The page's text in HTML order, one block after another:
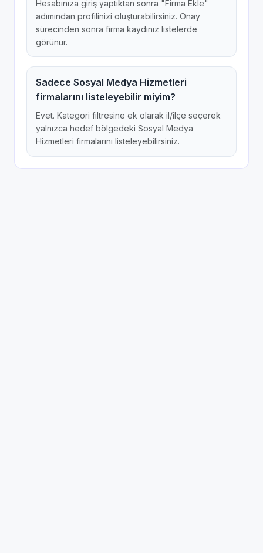
Hesabınıza giriş yaptıktan sonra "Firma Ekle"
adımından profilinizi oluşturabilirsiniz. Onay
sürecinden sonra firma kaydınız listelerde
görünür.
Sadece Sosyal Medya Hizmetleri
firmalarını listeleyebilir miyim?
Evet. Kategori filtresine ek olarak il/ilçe seçerek
yalnızca hedef bölgedeki Sosyal Medya
Hizmetleri firmalarını listeleyebilirsiniz.